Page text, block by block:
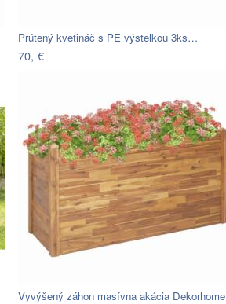
Prútený kvetináč s PE výstelkou 3ks…
70,-€
Vyvýšený záhon masívna akácia Dekorhome